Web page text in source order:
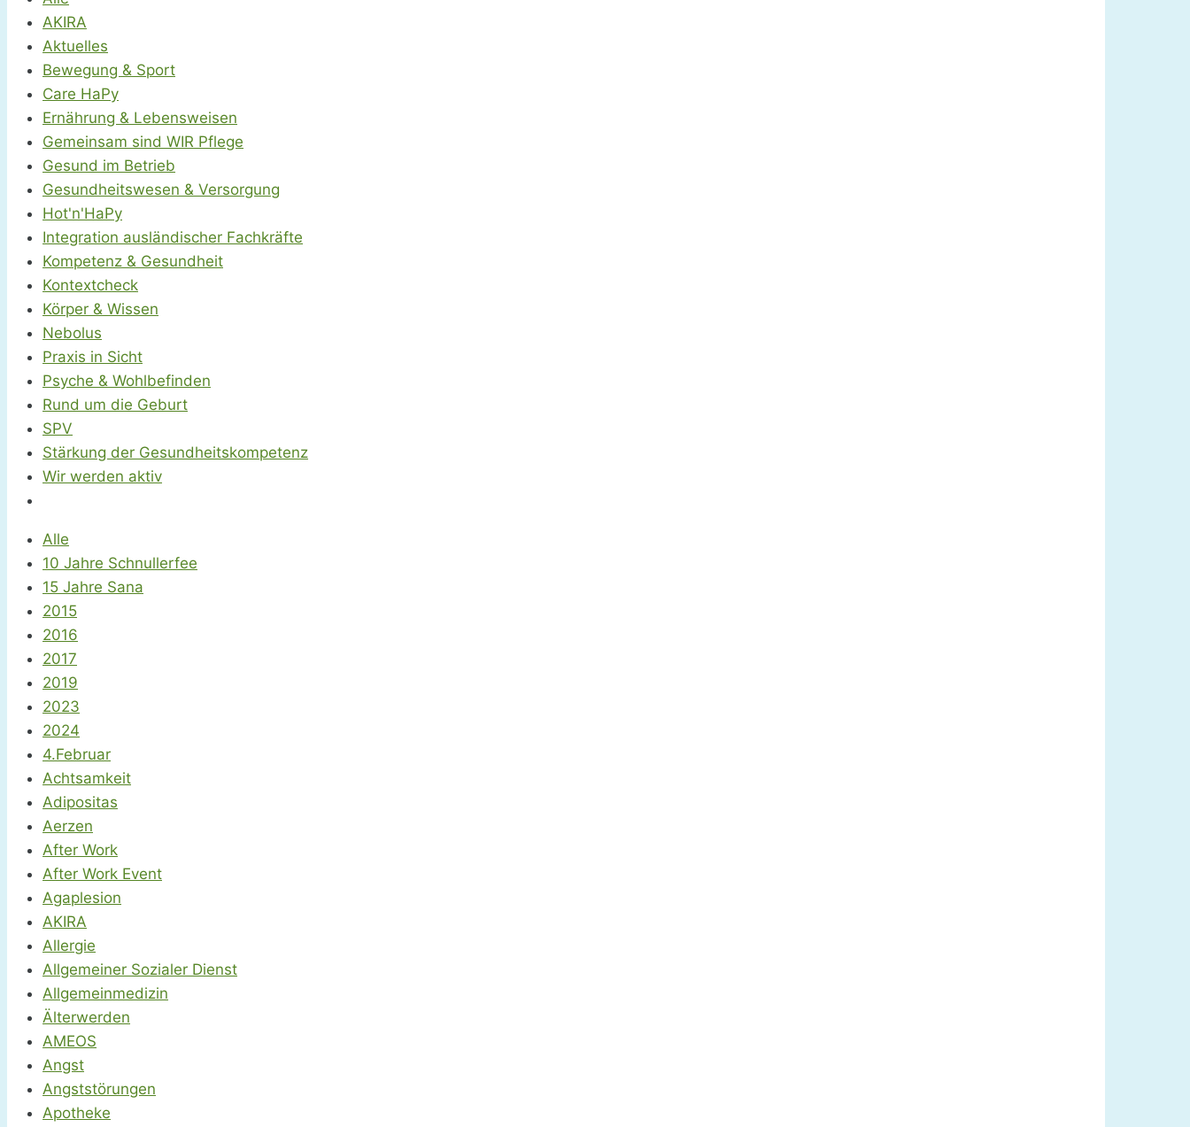
AKIRA
Aktuelles
Bewegung & Sport
Care HaPy
Ernährung & Lebensweisen
Gemeinsam sind WIR Pflege
Gesund im Betrieb
Gesundheitswesen & Versorgung
Hot'n'HaPy
Integration ausländischer Fachkräfte
Kompetenz & Gesundheit
Kontextcheck
Körper & Wissen
Nebolus
Praxis in Sicht
Psyche & Wohlbefinden
Rund um die Geburt
SPV
Stärkung der Gesundheitskompetenz
Wir werden aktiv
Alle
10 Jahre Schnullerfee
15 Jahre Sana
2015
2016
2017
2019
2023
2024
4.Februar
Achtsamkeit
Adipositas
Aerzen
After Work
After Work Event
Agaplesion
AKIRA
Allergie
Allgemeiner Sozialer Dienst
Allgemeinmedizin
Älterwerden
AMEOS
Angst
Angststörungen
Apotheke